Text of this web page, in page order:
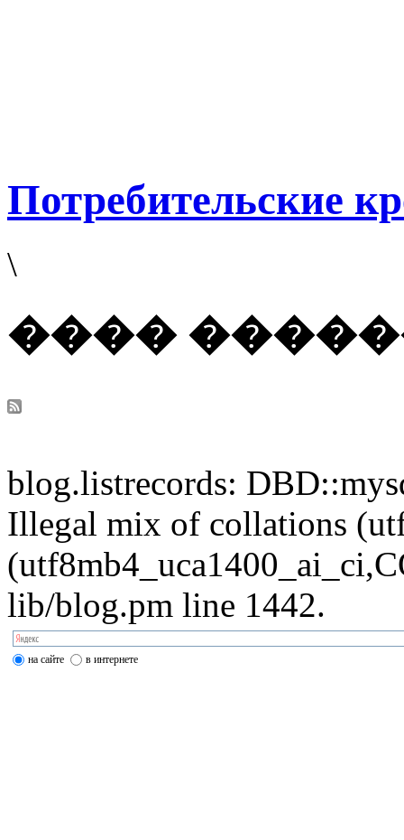
Потребительские
\
����
blog.listrecords:
Illegal mix of collations
lib/blog.pm line 1442.
на сайте в интернете